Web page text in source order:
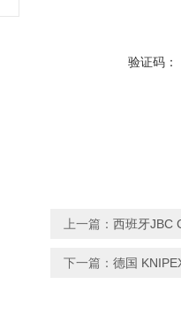
验证码：
上一篇： 西班牙JBC
下一篇： 德国